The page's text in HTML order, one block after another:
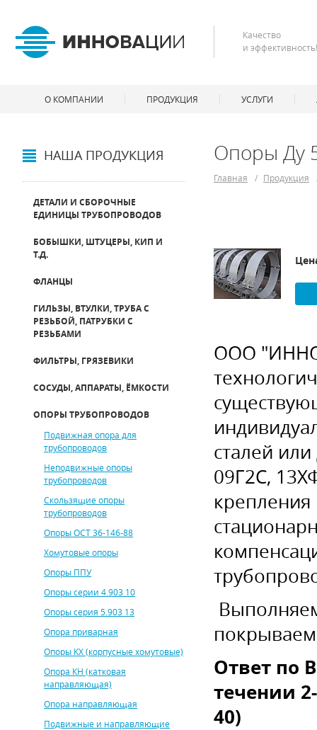
НАША ПРОДУКЦИЯ
ДЕТАЛИ И СБОРОЧНЫЕ
ЕДИНИЦЫ ТРУБОПРОВОДОВ
БОБЫШКИ, ШТУЦЕРЫ, КИП И
Т.Д.
ФЛАНЦЫ
ГИЛЬЗЫ, ВТУЛКИ, ТРУБА С
РЕЗЬБОЙ, ПАТРУБКИ С
РЕЗЬБАМИ
ФИЛЬТРЫ, ГРЯЗЕВИКИ
СОСУДЫ, АППАРАТЫ, ЁМКОСТИ
ОПОРЫ ТРУБОПРОВОДОВ
Подвижная опора для
трубопроводов
Неподвижные опоры
трубопроводов
Скользящие опоры
трубопроводов
Опоры ОСТ 36-146-88
Хомутовые опоры
Опоры ППУ
Опоры серии 4.903 10
Опоры серия 5.903 13
Опора приварная
Опоры КХ (корпусные хомутовые)
Опора КН (катковая
направляющая)
Опора направляющая
Подвижные и направляющие
Опоры Ду
Главная / Продукция
ООО
сталей
09Г2С,
В
Ответ по
течении
40)
Качество
и эффективность!
О КОМПАНИИ ПРОДУКЦИЯ УСЛУГИ